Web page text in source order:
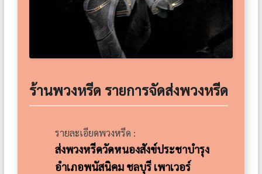
ร้านพวงหรีด รายการจัดส่งพวงหรีด
รายละเอียดพวงหรีด :
ส่งพวงหรีดวัดหนองสังข์ประชาบำรุง
อำเภอพนัสนิคม ชลบุรี เพาเวอร์